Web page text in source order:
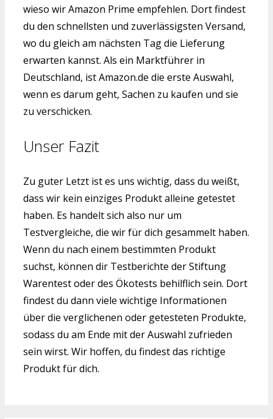
wieso wir Amazon Prime empfehlen. Dort findest
du den schnellsten und zuverlässigsten Versand,
wo du gleich am nächsten Tag die Lieferung
erwarten kannst. Als ein Marktführer in
Deutschland, ist Amazon.de die erste Auswahl,
wenn es darum geht, Sachen zu kaufen und sie
zu verschicken.
Unser Fazit
Zu guter Letzt ist es uns wichtig, dass du weißt,
dass wir kein einziges Produkt alleine getestet
haben. Es handelt sich also nur um
Testvergleiche, die wir für dich gesammelt haben.
Wenn du nach einem bestimmten Produkt
suchst, können dir Testberichte der Stiftung
Warentest oder des Ökotests behilflich sein. Dort
findest du dann viele wichtige Informationen
über die verglichenen oder getesteten Produkte,
sodass du am Ende mit der Auswahl zufrieden
sein wirst. Wir hoffen, du findest das richtige
Produkt für dich.